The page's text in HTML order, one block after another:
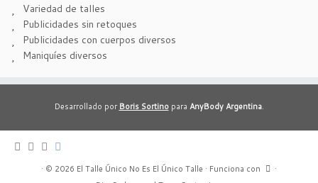
Variedad de talles
Publicidades sin retoques
Publicidades con cuerpos diversos
Maniquíes diversos
Desarrollado porBoris Sortinopara AnyBody Argentina.
· © 2026 El Talle Único No Es El Único Talle · Funciona con
·